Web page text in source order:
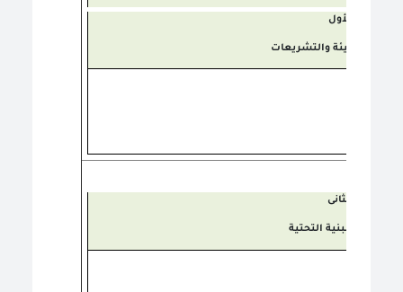
الأول
بالهيئة والتشريعات
الثانى
الجودة والبنية التحتية